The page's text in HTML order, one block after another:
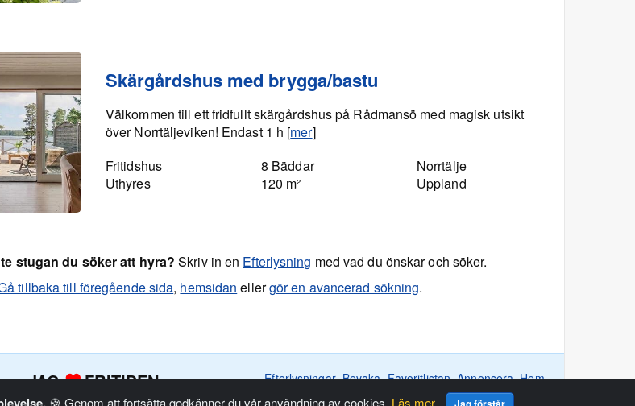
Skärgårdshus med brygga/bastu
Välkommen till ett fridfullt skärgårdshus på Rådmansö med magisk utsikt
över Norrtäljeviken! Endast 1 h [mer]
Fritidshus
Uthyres
8 Bäddar
120 m²
Norrtälje
Uppland
stugan du söker att hyra? Skriv in en Efterlysning med vad du önskar och söker.
tillbaka till föregående sida, hemsidan ellergör en avancerad sökning.
JAG FRITIDEN Efterlysningar Bevaka Favoritlistan Annonsera Hem
🍪 Genom att fortsätta godkänner du vår användning av cookies. Läs mer.